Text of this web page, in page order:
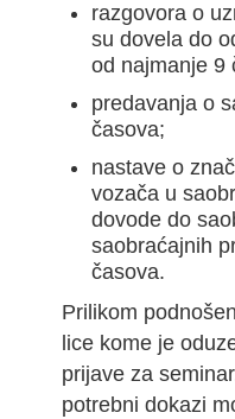
razgovora o
su dovela do
od najmanje 9
predavanja o
časova;
nastave o
vozača u
dovode do
saobraćajnih
časova.
Prilikom
lice kome je
prijave za
potrebni dokazi